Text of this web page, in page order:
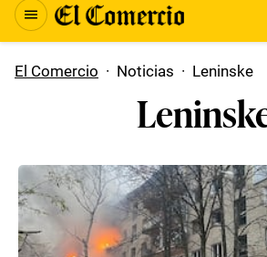
El Comercio · Noticias · Leninske